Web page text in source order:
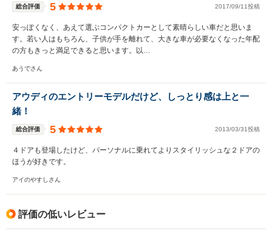
総合評価 5 2017/09/11投稿
安っぽくなく、あえて選ぶコンパクトカーとして素晴らしい車だと思いま
す。若い人はもちろん、子供が手を離れて、大きな車が必要なくなった年配
の方もきっと満足できると思います。以…
あうでさん
アウディのエントリーモデルだけど、しっとり感は上と一
緒！
総合評価 5 2013/03/31投稿
４ドアも登場したけど、パーソナルに乗れてよりスタイリッシュな２ドアの
ほうが好きです。
アイのやすしさん
評価の低いレビュー